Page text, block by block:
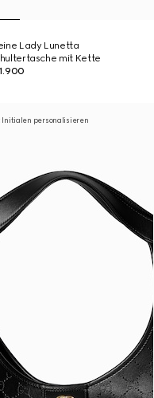
Lady Lunetta
mit Kette
Initialen personalisieren